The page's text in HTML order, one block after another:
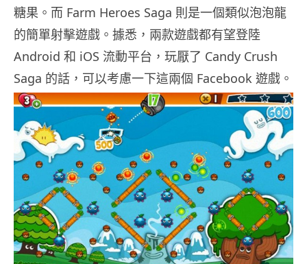
糖果。而 Farm Heroes Saga 則是一個類似泡泡龍
的簡單射擊遊戲。據悉，兩款遊戲都有望登陸
Android 和 iOS 流動平台，玩厭了 Candy Crush
Saga 的話，可以考慮一下這兩個 Facebook 遊戲。